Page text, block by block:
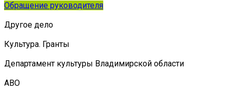
Обращение руководителя
Другое дело
Культура. Гранты
Департамент культуры Владимирской области
АВО